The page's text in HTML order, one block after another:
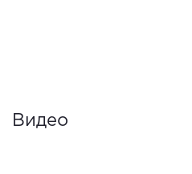
Видео